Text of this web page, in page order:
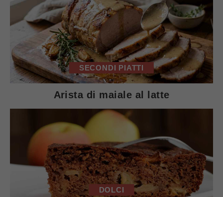
SECONDI PIATTI
Arista di maiale al latte
DOLCI